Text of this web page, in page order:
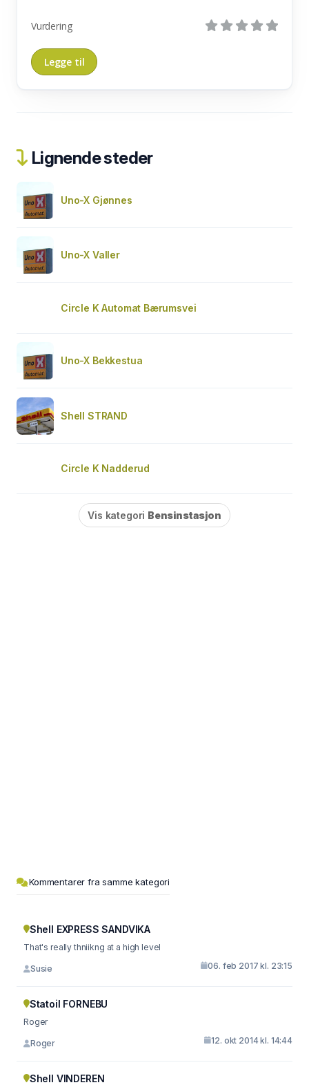
Vurdering
Lignende steder
Uno-X Gjønnes
Uno-X Valler
Circle K Automat Bærumsvei
Uno-X Bekkestua
Shell STRAND
Circle K Nadderud
Vis kategori Bensinstasjon
Kommentarer fra samme kategori
Shell EXPRESS SANDVIKA
That's really thniikng at a high level
Susie 06. feb 2017 kl. 23:15
Statoil FORNEBU
Roger
Roger 12. okt 2014 kl. 14:44
Shell VINDEREN